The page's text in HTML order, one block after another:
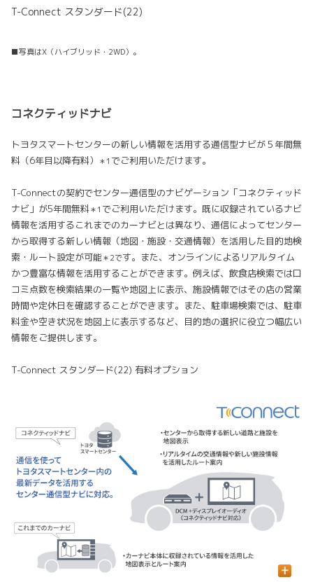
T-Connect スタンダード(22)
■写真はX（ハイブリッド・2WD）。
コネクティッドナビ
トヨタスマートセンターの新しい情報を活用する通信型ナビが５年間無
料（6年目以降有料）
＊1 でご利用いただけます。
T-Connectの契約でセンター通信型のナビゲーション「コネクティッド
ナビ」が5年間無料＊1 でご利用いただけます。既に収録されているナビ
情報を活用するこれまでのカーナビとは異なり、通信によってセンター
から取得する新しい情報（地図・施設・交通情報）を活用した目的地検
索・ルート設定が可能＊2です。また、オンラインによるリアルタイム
かつ豊富な情報を活用することができます。例えば、飲食店検索では口
コミ点数を検索結果の一覧や地図上に表示、施設情報ではその店の営業
時間や定休日を確認することができます。また、駐車場検索では、駐車
料金や空き状況を地図上に表示するなど、目的地の選択に役立つ幅広い
情報をご提供します。
T-Connect スタンダード(22) 有料オプション
+